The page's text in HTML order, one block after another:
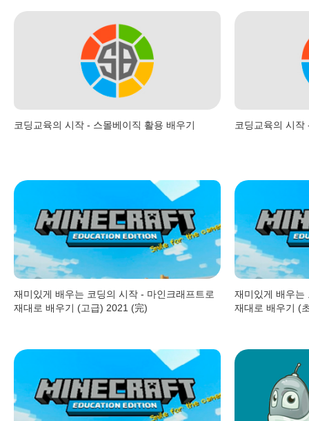
코딩교육의 시작 - 스몰베이직 활용 배우기 코딩교육의 시
재미있게 배우는 코딩의 시작 - 마인크래프트로
재대로 배우기 (고급) 2021 (完)
재미있게 배우는
재대로 배우기 (